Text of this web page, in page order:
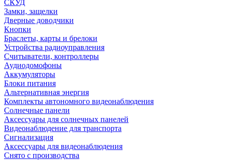
СКУД
Замки, защелки
Дверные доводчики
Кнопки
Браслеты, карты и брелоки
Устройства радиоуправления
Считыватели, контроллеры
Аудиодомофоны
Аккумуляторы
Блоки питания
Альтернативная энергия
Комплекты автономного видеонаблюдения
Солнечные панели
Аксессуары для солнечных панелей
Видеонаблюдение для транспорта
Сигнализация
Аксессуары для видеонаблюдения
Снято с производства